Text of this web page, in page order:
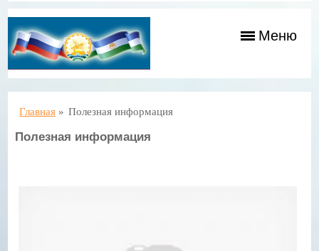
Меню
Главная » Полезная информация
Полезная информация